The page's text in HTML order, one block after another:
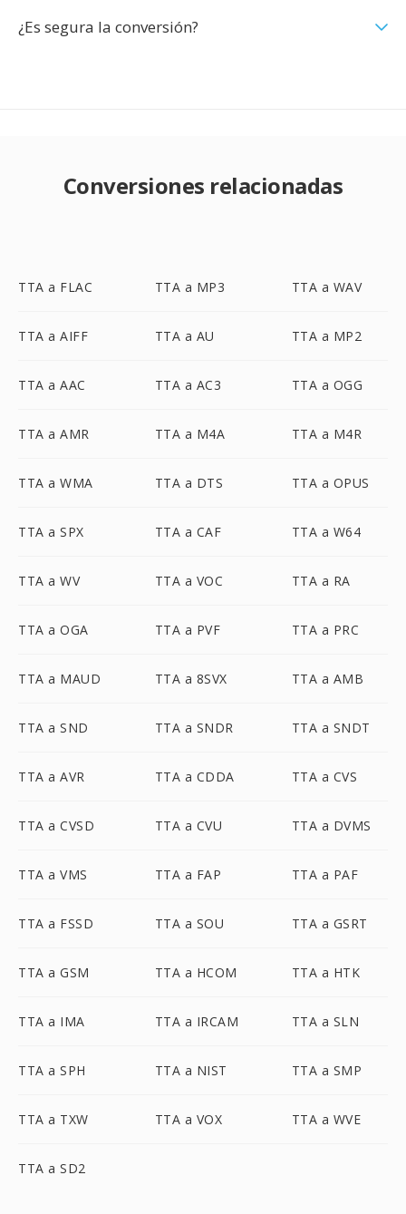
¿Es segura la conversión?
Conversiones relacionadas
TTA a FLAC TTA a MP3 TTA a WAV
TTA a AIFF TTA a AU TTA a MP2
TTA a AAC TTA a AC3 TTA a OGG
TTA a AMR TTA a M4A TTA a M4R
TTA a WMA TTA a DTS TTA a OPUS
TTA a SPX TTA a CAF TTA a W64
TTA a WV TTA a VOC TTA a RA
TTA a OGA TTA a PVF TTA a PRC
TTA a MAUD TTA a 8SVX TTA a AMB
TTA a SND TTA a SNDR TTA a SNDT
TTA a AVR TTA a CDDA TTA a CVS
TTA a CVSD TTA a CVU TTA a DVMS
TTA a VMS TTA a FAP TTA a PAF
TTA a FSSD TTA a SOU TTA a GSRT
TTA a GSM TTA a HCOM TTA a HTK
TTA a IMA TTA a IRCAM TTA a SLN
TTA a SPH TTA a NIST TTA a SMP
TTA a TXW TTA a VOX TTA a WVE
TTA a SD2